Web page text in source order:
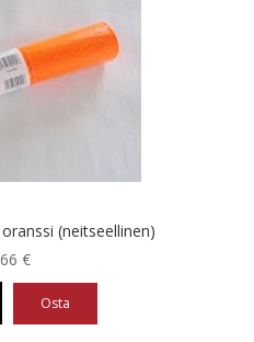
(neitseellinen)
€
Osta